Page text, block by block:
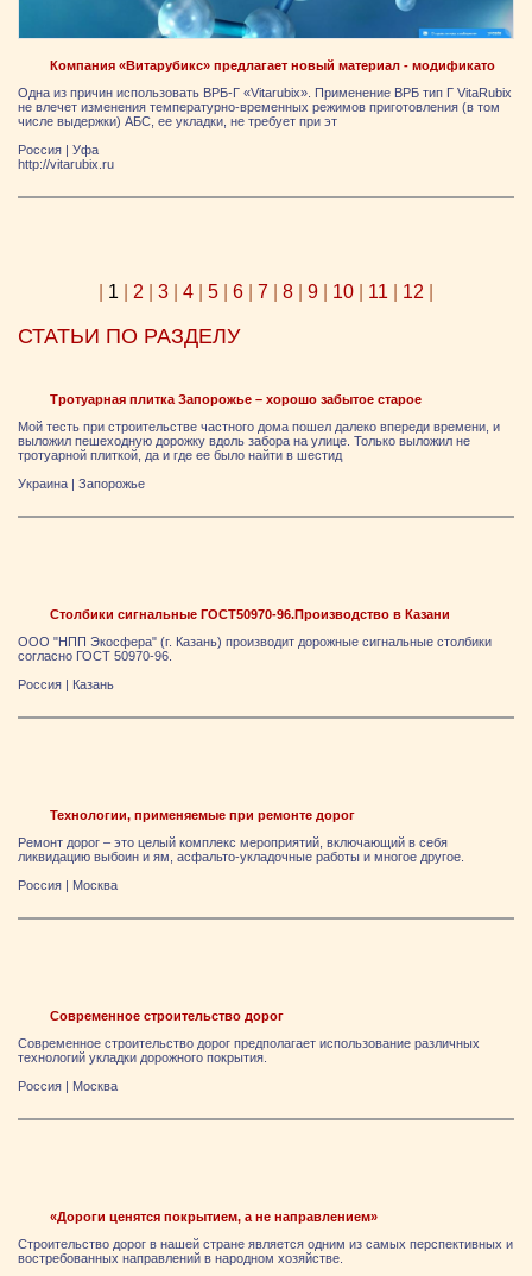
Компания «Витарубикс» предлагает новый материал - модификато
Одна из причин использовать ВРБ-Г «Vitarubix». Применение ВРБ тип Г VitaRubix
не влечет изменения температурно-временных режимов приготовления (в том
числе выдержки) АБС, ее укладки, не требует при эт
Россия | Уфа
http://vitarubix.ru
1 2 3 4 5 6 7 8 9 10 11 12
СТАТЬИ ПО РАЗДЕЛУ
Тротуарная плитка Запорожье – хорошо забытое старое
Мой тесть при строительстве частного дома пошел далеко впереди времени, и
выложил пешеходную дорожку вдоль забора на улице. Только выложил не
тротуарной плиткой, да и где ее было найти в шестид
Украина | Запорожье
Столбики сигнальные ГОСТ50970-96.Производство в Казани
ООО "НПП Экосфера" (г. Казань) производит дорожные сигнальные столбики
согласно ГОСТ 50970-96.
Россия | Казань
Технологии, применяемые при ремонте дорог
Ремонт дорог – это целый комплекс мероприятий, включающий в себя
ликвидацию выбоин и ям, асфальто-укладочные работы и многое другое.
Россия | Москва
Современное строительство дорог
Современное строительство дорог предполагает использование различных
технологий укладки дорожного покрытия.
Россия | Москва
«Дороги ценятся покрытием, а не направлением»
Строительство дорог в нашей стране является одним из самых перспективных и
востребованных направлений в народном хозяйстве.